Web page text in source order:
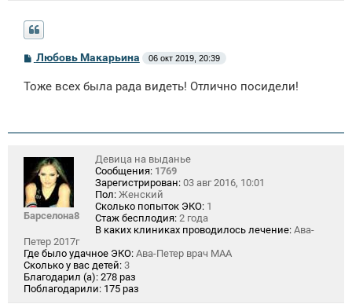
С
б
и
Любовь Макарьина 06 окт 2019, 20:39
Тоже всех была рада видеть! Отлично посидели!
Барселона8
Девица на выданье
Сообщения: 1769
Зарегистрирован: 03 авг 2016, 10:01
Пол: Женский
Сколько попыток ЭКО: 1
Стаж бесплодия: 2 года
В каких клиниках проводилось лечение: Ава-
Петер 2017г
Где было удачное ЭКО: Ава-Петер врач МАА
Сколько у вас детей: 3
Благодарил (а): 278 раз
Поблагодарили: 175 раз